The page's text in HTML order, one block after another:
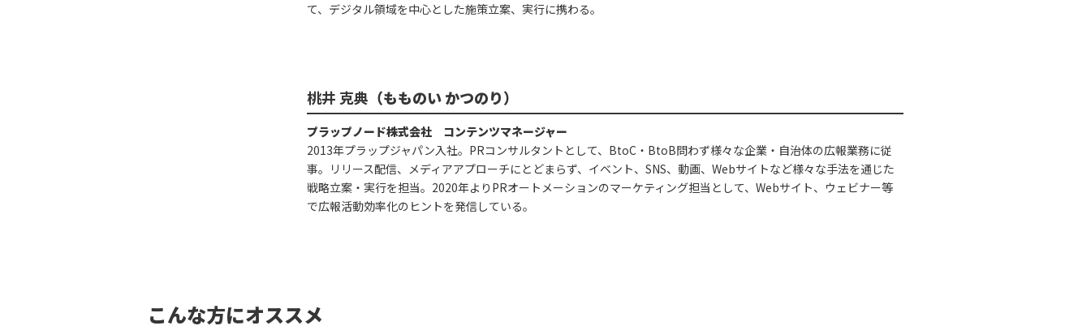
て、デジタル領域を中心とした施策立案、実行に携わる。
桃井 克典 （もものい かつのり）
プラップノード株式会社 コンテンツマネージャー
2013年プラップジャパン入社。PRコンサルタントとして、BtoC・BtoB問わず様々な企業・自治体の広報業務に従
事。リリース配信、メディアアプローチにとどまらず、イベント、SNS、動画、Webサイトなど様々な手法を通じた
戦略立案・実行を担当。2020年よりPRオートメーションのマーケティング担当として、Webサイト、ウェビナー等
で広報活動効率化のヒントを発信している。
こんな方にオススメ